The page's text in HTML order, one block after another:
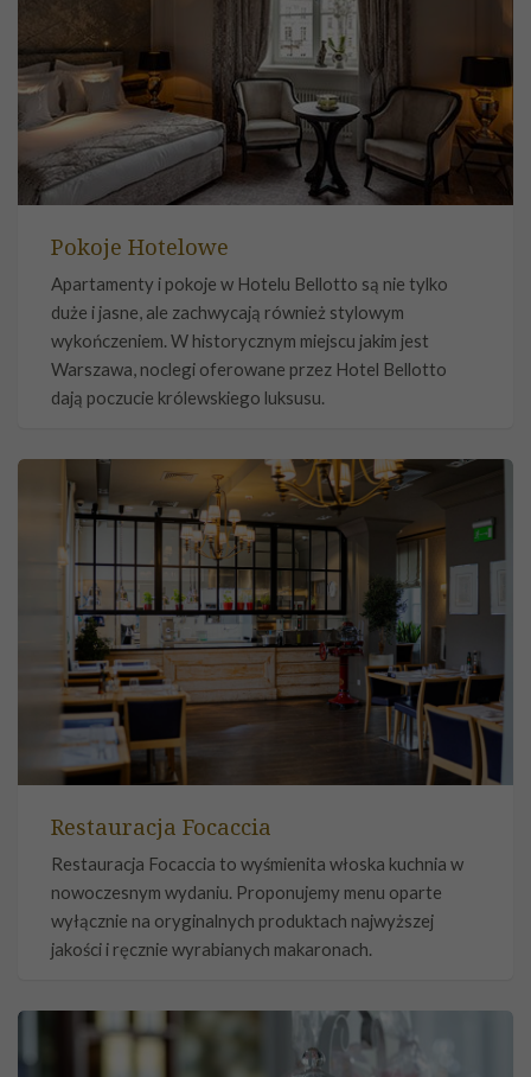
Pokoje Hotelowe
Apartamenty i pokoje w Hotelu Bellotto są nie tylko
duże i jasne, ale zachwycają również stylowym
wykończeniem. W historycznym miejscu jakim jest
Warszawa, noclegi oferowane przez Hotel Bellotto
dają poczucie królewskiego luksusu.
Restauracja Focaccia
Restauracja Focaccia to wyśmienita włoska kuchnia w
nowoczesnym wydaniu. Proponujemy menu oparte
wyłącznie na oryginalnych produktach najwyższej
jakości i ręcznie wyrabianych makaronach.